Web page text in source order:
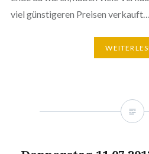
viel günstigeren Preisen